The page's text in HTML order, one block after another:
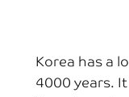
Korea has a
4000 years.